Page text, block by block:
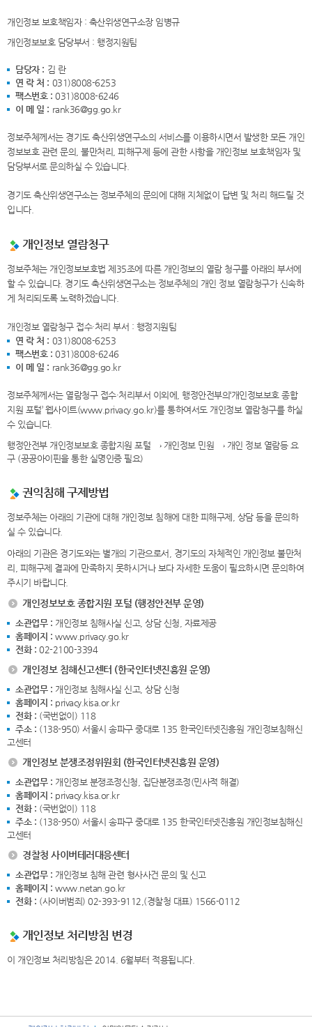
개인정보 보호책임자 : 축산위생연구소장 임병규
개인정보보호 담당부서 : 행정지원팀
담당자 : 김 란
연 락 처 : 031)8008-6253
팩스번호 : 031)8008-6246
이 메 일 : rank36@gg.go.kr
정보주체께서는 경기도 축산위생연구소의 서비스를 이용하시면서 발생한 모든 개인
정보보호 관련 문의, 불만처리, 피해구제 등에 관한 사항을 개인정보 보호책임자 및
담당부서로 문의하실 수 있습니다.
경기도 축산위생연구소는 정보주체의 문의에 대해 지체없이 답변 및 처리 해드릴 것
입니다.
개인정보 열람청구
정보주체는 개인정보보호법 제35조에 따른 개인정보의 열람 청구를 아래의 부서에
할 수 있습니다. 경기도 축산위생연구소는 정보주체의 개인 정보 열람청구가 신속하
게 처리되도록 노력하겠습니다.
개인정보 열람청구 접수·처리 부서 : 행정지원팀
연 락 처 : 031)8008-6253
팩스번호 : 031)8008-6246
이 메 일 : rank36@gg.go.kr
정보주체께서는 열람청구 접수·처리부서 이외에, 행정안전부의‘개인정보보호 종합
지원 포털’ 웹사이트(www.privacy.go.kr)를 통하여서도 개인정보 열람청구를 하실
수 있습니다.
행정안전부 개인정보보호 종합지원 포털 → 개인정보 민원 → 개인 정보 열람등 요
구 (공공아이핀을 통한 실명인증 필요)
권익침해 구제방법
정보주체는 아래의 기관에 대해 개인정보 침해에 대한 피해구제, 상담 등을 문의하
실 수 있습니다.
아래의 기관은 경기도와는 별개의 기관으로서, 경기도의 자체적인 개인정보 불만처
리, 피해구제 결과에 만족하지 못하시거나 보다 자세한 도움이 필요하시면 문의하여
주시기 바랍니다.
개인정보보호 종합지원 포털 (행정안전부 운영)
소관업무 : 개인정보 침해사실 신고, 상담 신청, 자료제공
홈페이지 : www.privacy.go.kr
전화 : 02-2100-3394
개인정보 침해신고센터 (한국인터넷진흥원 운영)
소관업무 : 개인정보 침해사실 신고, 상담 신청
홈페이지 : privacy.kisa.or.kr
전화 : (국번없이) 118
주소 : (138-950) 서울시 송파구 중대로 135 한국인터넷진흥원 개인정보침해신
고센터
개인정보 분쟁조정위원회 (한국인터넷진흥원 운영)
소관업무 : 개인정보 분쟁조정신청, 집단분쟁조정(민사적 해결)
홈페이지 : privacy.kisa.or.kr
전화 : (국번없이) 118
주소 : (138-950) 서울시 송파구 중대로 135 한국인터넷진흥원 개인정보침해신
고센터
경찰청 사이버테러대응센터
소관업무 : 개인정보 침해 관련 형사사건 문의 및 신고
홈페이지 : www.netan.go.kr
전화 : (사이버범죄) 02-393-9112,(경찰청 대표) 1566-0112
개인정보 처리방침 변경
이 개인정보 처리방침은 2014. 6월부터 적용됩니다.